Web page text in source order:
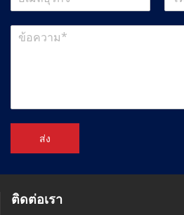
ส่ง
ติดต่อเรา